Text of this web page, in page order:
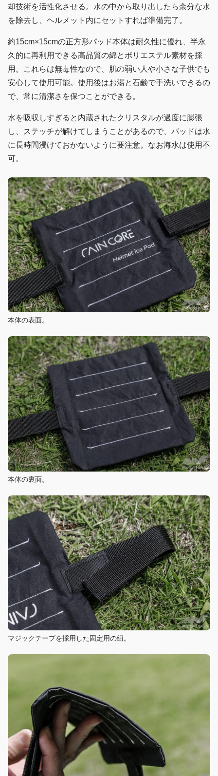
却技術を活性化させる。水の中から取り出したら余分な水
を除去し、ヘルメット内にセットすれば準備完了。
約15cm×15cmの正方形パッド本体は耐久性に優れ、半永
久的に再利用できる高品質の綿とポリエステル素材を採
用。これらは無毒性なので、肌の弱い人や小さな子供でも
安心して使用可能。使用後はお湯と石鹸で手洗いできるの
で、常に清潔さを保つことができる。
水を吸収しすぎると内蔵されたクリスタルが過度に膨張
し、ステッチが解けてしまうことがあるので、パッドは水
に長時間浸けておかないように要注意。なお海水は使用不
可。
本体の表面。
本体の裏面。
マジックテープを採用した固定用の紐。